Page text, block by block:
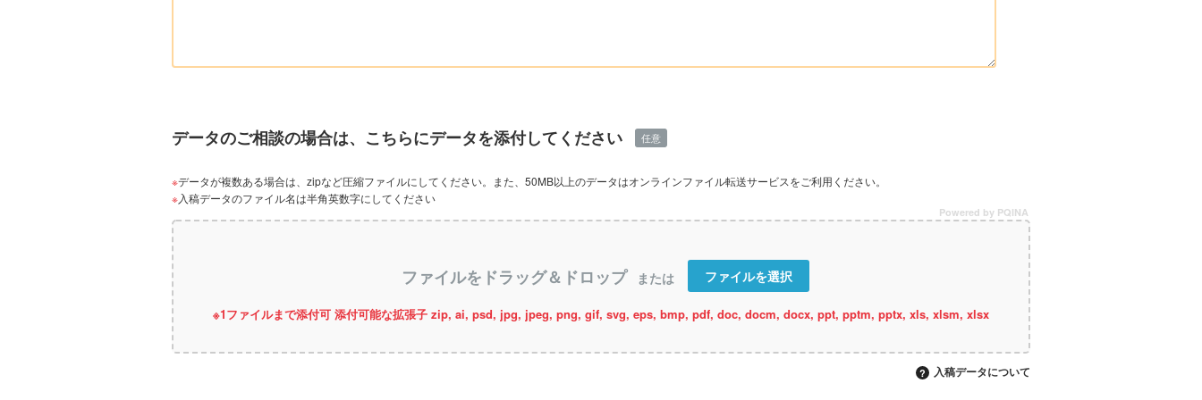
データのご相談の場合は、こちらにデータを添付してください
データが複数ある場合は、zipなど圧縮ファイルにしてください。また、50MB以上のデータはオンラインファイル転送サービスをご利用ください。
入稿データのファイル名は半角英数字にしてください
Powered by PQINA
ファイルを選択
※1ファイルまで添付可 添付可能な拡張子 zip, ai, psd, jpg, jpeg, png, gif, svg, eps, bmp, pdf, doc, docm, docx, ppt, pptm, pptx, xls, xlsm, xlsx
入稿データについて